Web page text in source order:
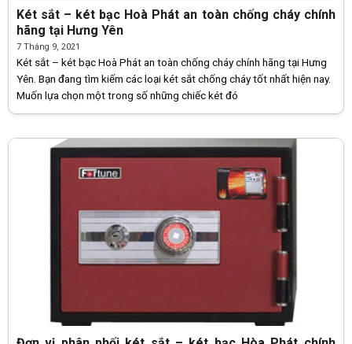
Két sắt – két bạc Hoà Phát an toàn chống cháy chính
hãng tại Hưng Yên
7 Tháng 9, 2021
Két sắt – két bạc Hoà Phát an toàn chống cháy chính hãng tại Hưng
Yên. Bạn đang tìm kiếm các loại két sắt chống cháy tốt nhất hiện nay.
Muốn lựa chọn một trong số những chiếc két đó